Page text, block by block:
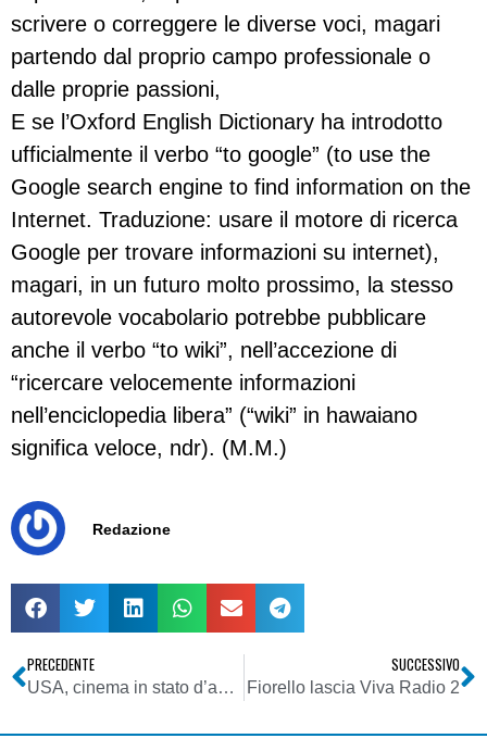
scrivere o correggere le diverse voci, magari
partendo dal proprio campo professionale o
dalle proprie passioni,
E se l’Oxford English Dictionary ha introdotto
ufficialmente il verbo “to google” (to use the
Google search engine to find information on the
Internet. Traduzione: usare il motore di ricerca
Google per trovare informazioni su internet),
magari, in un futuro molto prossimo, la stesso
autorevole vocabolario potrebbe pubblicare
anche il verbo “to wiki”, nell’accezione di
“ricercare velocemente informazioni
nell’enciclopedia libera” (“wiki” in hawaiano
significa veloce, ndr). (M.M.)
Redazione
PRECEDENTE
USA, cinema in stato d’assedio
SUCCESSIVO
Fiorello lascia Viva Radio 2